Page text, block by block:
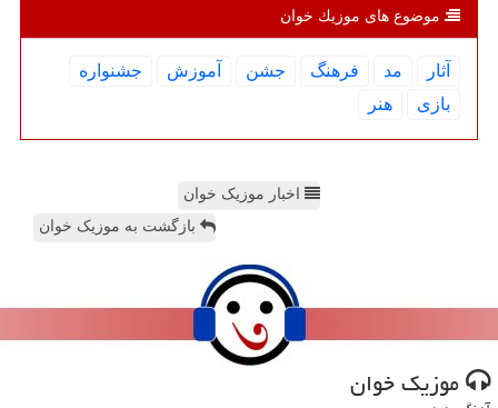
موضوع های موزیك خوان
آثار مد فرهنگ جشن آموزش
جشنواره
بازی
هنر
اخبار موزیک خوان
بازگشت به موزیک خوان
موزیك خوان